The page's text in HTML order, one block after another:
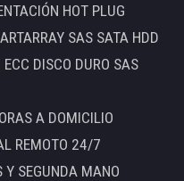
HOT PLUG
SAS SATA HDD
DISCO DURO SAS
A DOMICILIO
REMOTO 24/7
Y SEGUNDA MANO